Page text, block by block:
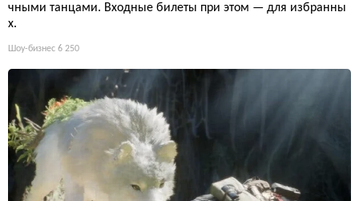
чными танцами. Входные билеты при этом — для избранны
х.
Шоу-бизнес 6 250